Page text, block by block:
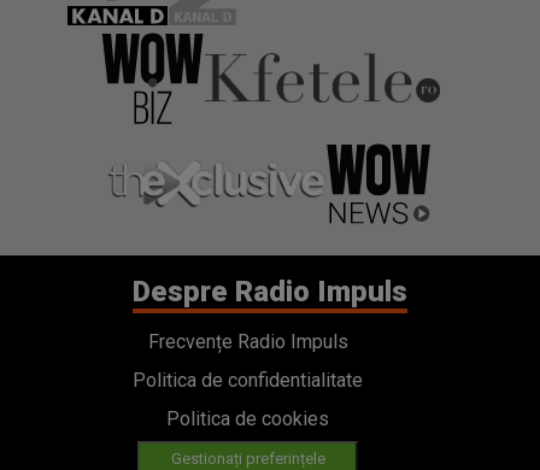
Despre Radio Impuls
Frecvențe Radio Impuls
Politica de confidentialitate
Politica de cookies
Gestionați preferințele